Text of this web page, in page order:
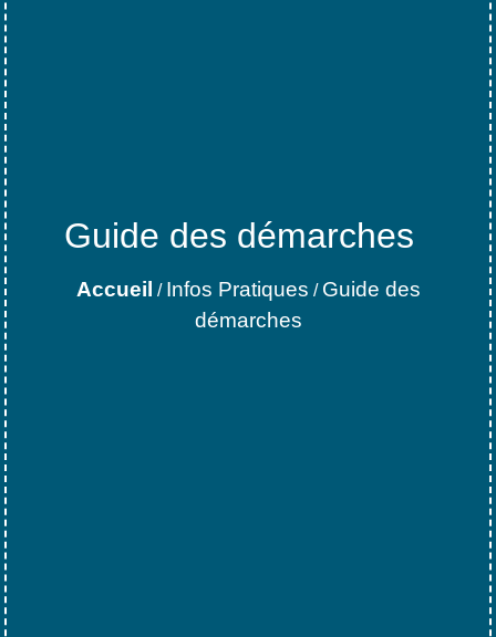
Guide des démarches
Accueil / Infos Pratiques / Guide des
démarches